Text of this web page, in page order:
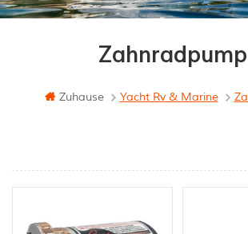
Zuhause Yacht Rv & Marine